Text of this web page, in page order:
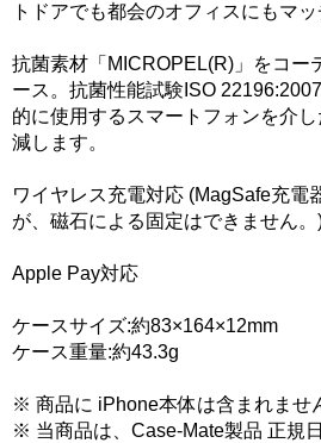
トドアでも都会のオフィスにもマッ
抗菌素材「MICROPEL(R)」をコー
ース。抗菌性能試験ISO
的に使用するスマートフォンを介
減します。
ワイヤレス充電対応 (MagSafe充電
が、磁石による固定はできません。
Apple Pay対応
ケースサイズ:約83×164×12mm
ケース重量:約43.3g
※ 商品に iPhone本体は含まれませ
※ 当商品は、Case-Mate製品 正規